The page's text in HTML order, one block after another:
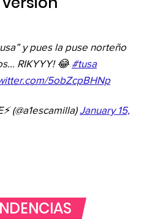
y pues la puse norteño
RIKYYY! 😂 #tusa
5obZcpBHNp
(@a1escamilla)January 15,